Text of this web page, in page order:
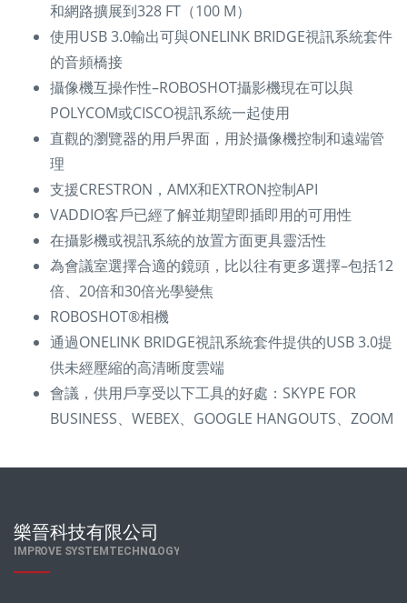
和網路擴展到328 FT（100 M）
使用USB 3.0輸出可與ONELINK BRIDGE視訊系統套件
的音頻橋接
攝像機互操作性–ROBOSHOT攝影機現在可以與
POLYCOM或CISCO視訊系統一起使用
直觀的瀏覽器的用戶界面，用於攝像機控制和遠端管
理
支援CRESTRON，AMX和EXTRON控制API
VADDIO客戶已經了解並期望即插即用的可用性
在攝影機或視訊系統的放置方面更具靈活性
為會議室選擇合適的鏡頭，比以往有更多選擇–包括12
倍、20倍和30倍光學變焦
ROBOSHOT®相機
通過ONELINK BRIDGE視訊系統套件提供的USB 3.0提
供未經壓縮的高清晰度雲端
會議，供用戶享受以下工具的好處：SKYPE FOR
BUSINESS、WEBEX、GOOGLE HANGOUTS、ZOOM